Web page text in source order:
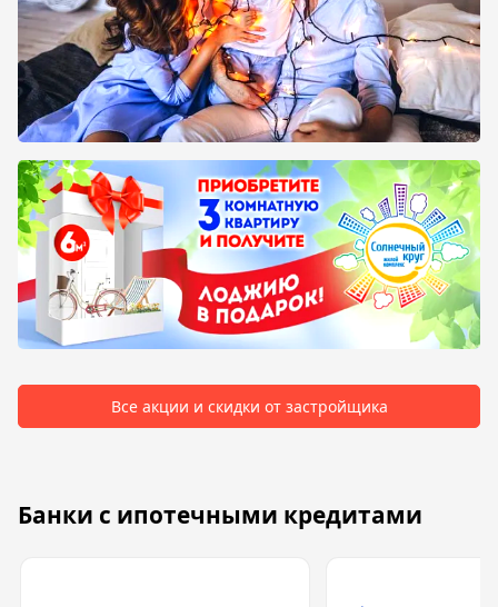
Все акции и скидки от застройщика
Банки с ипотечными кредитами